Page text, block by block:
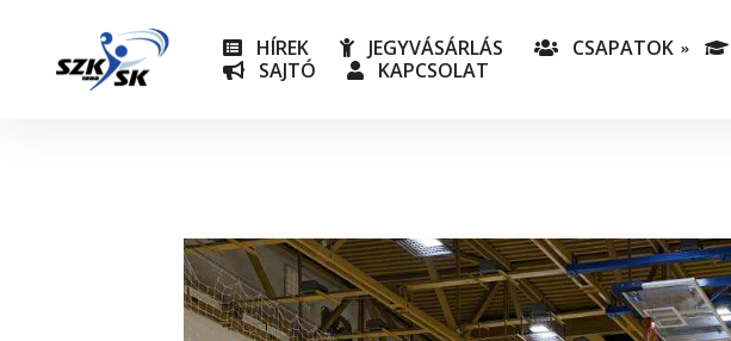
HÍREK JEGYVÁSÁRLÁS CSAPATOK
SAJTÓ KAPCSOLAT